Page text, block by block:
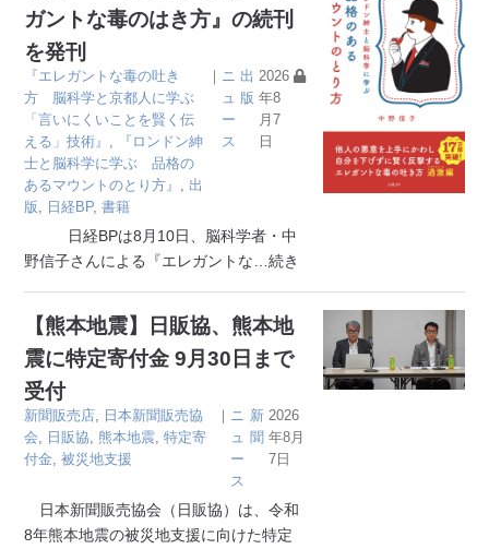
ガントな毒のはき方』の続刊
を発刊
『エレガントな毒の吐き
方 脳科学と京都人に学ぶ
「言いにくいことを賢く伝
える」技術』 ,
『ロンドン紳
士と脳科学に学ぶ 品格の
あるマウントのとり方』 , 出
版, 日経BP,書籍
｜ ニ
ュ
ー
ス
出
版
2026
年8
月7
日
日経BPは8月10日、脳科学者・中
野信子さんによる『エレガントな …続き
【熊本地震】日販協、熊本地
震に特定寄付金 9月30日まで
受付
新聞販売店, 日本新聞販売協
会, 日販協, 熊本地震,特定寄
付金,被災地支援
｜ ニ
ュ
ー
ス
新
聞
2026
年8月
7日
日本新聞販売協会（日販協）は、令和
8年熊本地震の被災地支援に向けた特定